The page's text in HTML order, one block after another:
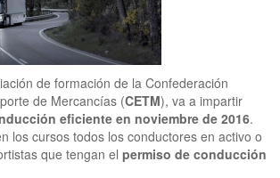
de formación de la Confederación
de Mercancías (CETM), va a impartir
eficiente en noviembre de 2016.
los cursos todos los conductores en activo o
que tengan el permiso de conducción